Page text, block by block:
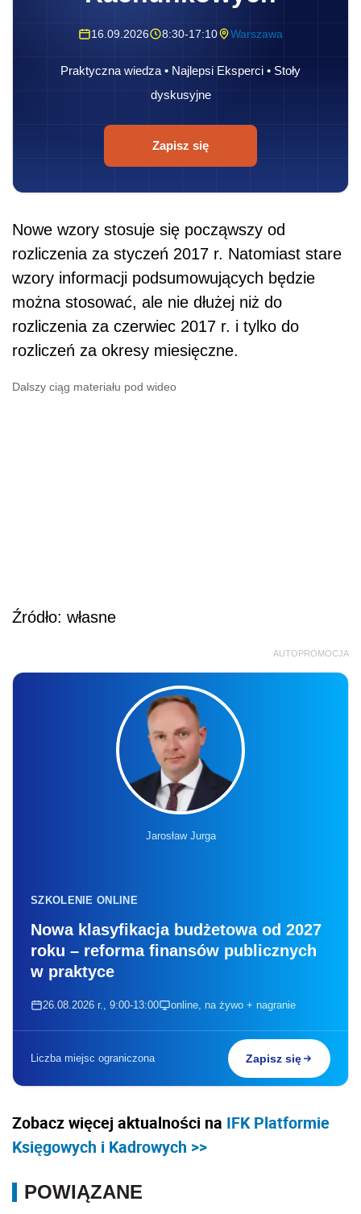
16.09.2026 8:30-17:10 Warszawa
Praktyczna wiedza • Najlepsi Eksperci • Stoły
dyskusyjne
Zapisz się
Nowe wzory stosuje się począwszy od
rozliczenia za styczeń 2017 r. Natomiast stare
wzory informacji podsumowujących będzie
można stosować, ale nie dłużej niż do
rozliczenia za czerwiec 2017 r. i tylko do
rozliczeń za okresy miesięczne.
Dalszy ciąg materiału pod wideo
Źródło: własne
AUTOPROMOCJA
Jarosław Jurga
SZKOLENIE ONLINE
Nowa klasyfikacja budżetowa od 2027
roku – reforma finansów publicznych
w praktyce
26.08.2026 r., 9:00-13:00 online, na żywo + nagranie
Liczba miejsc ograniczona Zapisz się
Zobacz więcej aktualności na IFK Platformie
Księgowych i Kadrowych >>
POWIĄZANE